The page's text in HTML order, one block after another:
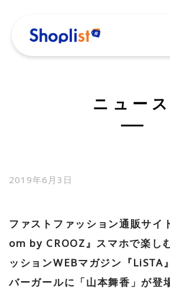
採用情報
社員ブログ
ニュース
2019年6月3日
ファストファッション通販サイ
om by CROOZ』スマホで楽し
ッションWEBマガジン『LiSTA
バーガールに「山本舞香」が登